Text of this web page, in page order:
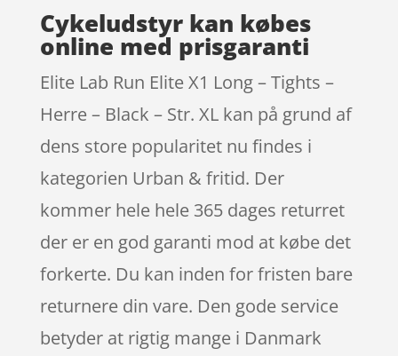
Cykeludstyr kan købes
online med prisgaranti
Elite Lab Run Elite X1 Long – Tights –
Herre – Black – Str. XL kan på grund af
dens store popularitet nu findes i
kategorien Urban & fritid. Der
kommer hele hele 365 dages returret
der er en god garanti mod at købe det
forkerte. Du kan inden for fristen bare
returnere din vare. Den gode service
betyder at rigtig mange i Danmark